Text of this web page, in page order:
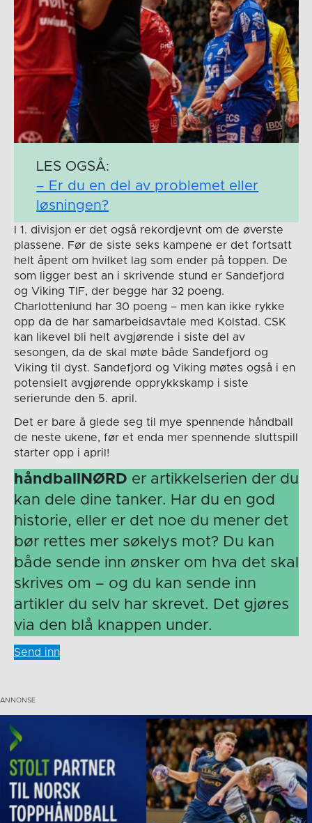
LES OGSÅ:
– Er du en del av problemet eller
løsningen?
I 1. divisjon er det også rekordjevnt om de øverste
plassene. Før de siste seks kampene er det fortsatt
helt åpent om hvilket lag som ender på toppen. De
som ligger best an i skrivende stund er Sandefjord
og Viking TIF, der begge har 32 poeng.
Charlottenlund har 30 poeng – men kan ikke rykke
opp da de har samarbeidsavtale med Kolstad. CSK
kan likevel bli helt avgjørende i siste del av
sesongen, da de skal møte både Sandefjord og
Viking til dyst. Sandefjord og Viking møtes også i en
potensielt avgjørende opprykkskamp i siste
serierunde den 5. april.
Det er bare å glede seg til mye spennende håndball
de neste ukene, før et enda mer spennende sluttspill
starter opp i april!
håndballNØRD er artikkelserien der du
kan dele dine tanker. Har du en god
historie, eller er det noe du mener det
bør rettes mer søkelys mot? Du kan
både sende inn ønsker om hva det skal
skrives om – og du kan sende inn
artikler du selv har skrevet. Det gjøres
via den blå knappen under.
Send inn